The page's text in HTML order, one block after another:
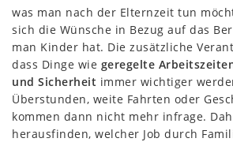
was man nach der Elternzeit tun
sich die Wünsche in Bezug auf das
man Kinder hat. Die zusätzliche
dass Dinge wie geregelte
und Sicherheit immer wichtiger
Überstunden, weite Fahrten oder
kommen dann nicht mehr infrage.
herausfinden, welcher Job durch